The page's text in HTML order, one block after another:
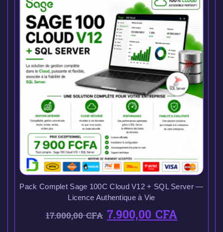
Pack Complet Sage 100C Cloud V12 + SQL Server —
Licence Authentique à Vie
17.000,00CFA 7.900,00CFA